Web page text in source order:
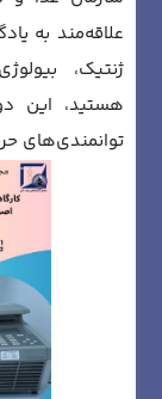
علاقه‌مند به
ژنتیک،
هستید، این
توانمندی‌های